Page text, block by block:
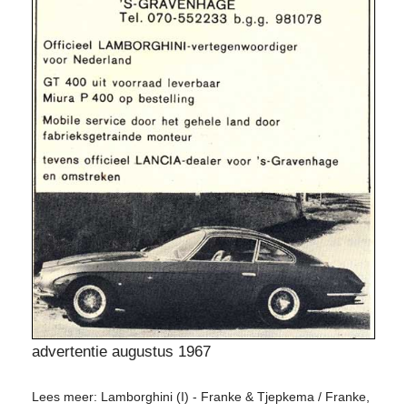
advertentie augustus 1967
Lees meer: Lamborghini (I) - Franke & Tjepkema / Franke,